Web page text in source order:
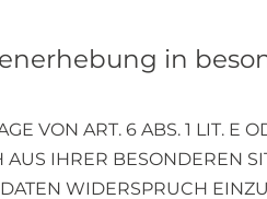
in
VON ART. 6 ABS. 1 LIT. E
IHRER BESONDEREN
WIDERSPRUCH